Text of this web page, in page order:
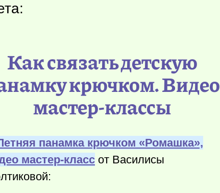
Как связать детскую
крючком. Видео
мастер-классы
панамка крючком «Ромашка»,
мастер-класс от Василисы